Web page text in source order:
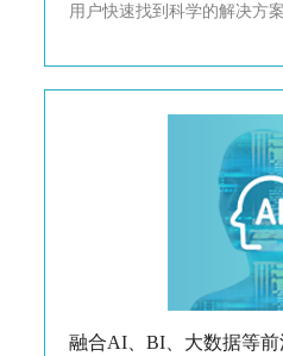
用户快速找到科学的解决方案
融合AI、BI、大数据等